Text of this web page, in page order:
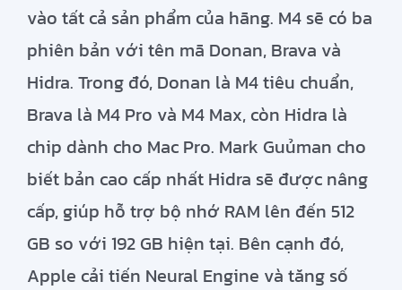
vào tất cả sản phẩm của hãng. M4 sẽ có ba
phiên bản với tên mã Donan, Brava và
Hidra. Trong đó, Donan là M4 tiêu chuẩn,
Brava là M4 Pro và M4 Max, còn Hidra là
chip dành cho Mac Pro. Mark Guủman cho
biết bản cao cấp nhất Hidra sẽ được nâng
cấp, giúp hỗ trợ bộ nhớ RAM lên đến 512
GB so với 192 GB hiện tại. Bên cạnh đó,
Apple cải tiến Neural Engine và tăng số